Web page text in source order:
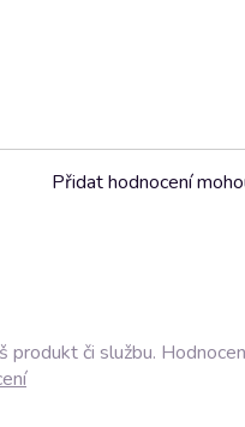
Přidat hodnocení
či službu.